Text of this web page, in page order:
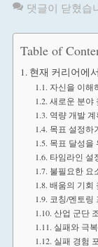
댓글이 닫혔습
Table of
현재 커리어에
자신을 이해
새로운 분야
역량 개발 계
목표 설정하
목표 달성을
타임라인 설
불필요한 요
배움의 기회
코칭/멘토링
산업 군단
실패와 극복
실패 경험